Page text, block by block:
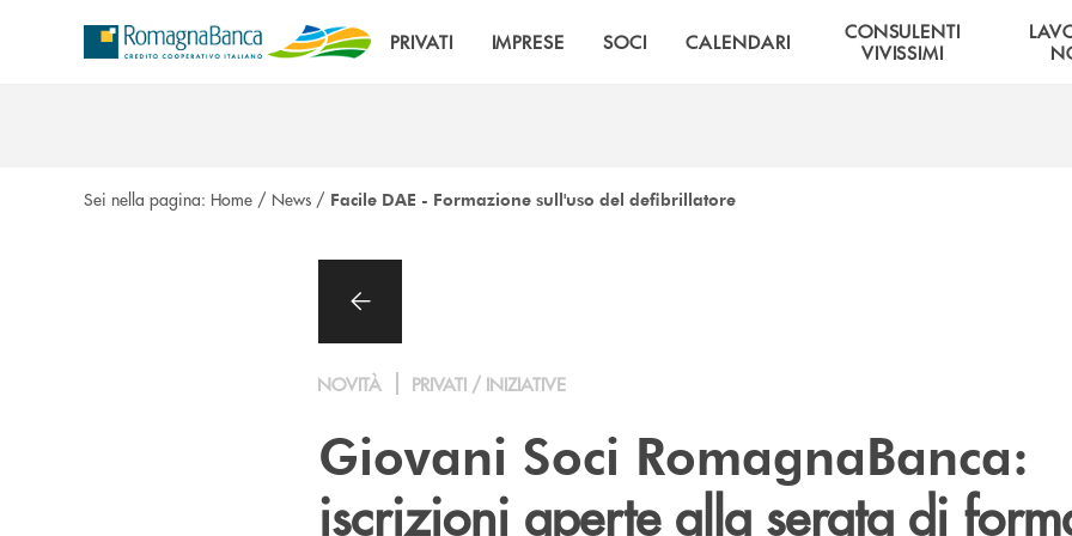
PRIVATI IMPRESE SOCI CALENDARI
CONSULENTI
VIVISSIMI
Sei nella pagina: Home / News / Facile DAE - Formazione sull'uso del defibrillatore
NOVITÀ PRIVATI / INIZIATIVE
Giovani Soci RomagnaBanca:
iscrizioni aperte alla serata di